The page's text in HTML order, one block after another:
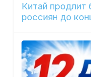
Китай
россиян до